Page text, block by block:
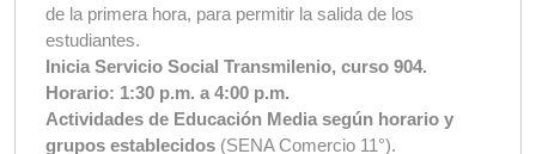
de la primera hora, para permitir la salida de los
estudiantes.
Inicia Servicio Social Transmilenio, curso 904.
Horario: 1:30 p.m. a 4:00 p.m.
Actividades de Educación Media según horario y
grupos establecidos (SENA Comercio 11°).